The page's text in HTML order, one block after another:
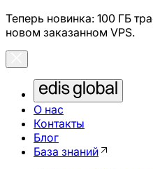
Теперь новинка: 100 ГБ
новом заказанном VPS.
О нас
Контакты
Блог
База знаний